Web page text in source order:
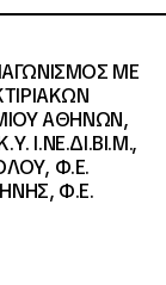
ΜΕ
ΑΘΗΝΩΝ,
Ι.ΝΕ.ΔΙ.ΒΙ.Μ.,
Φ.Ε.
Φ.Ε.